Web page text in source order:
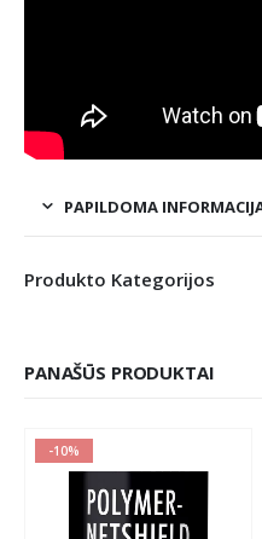
PAPILDOMA
Produkto Kategorijos
PANAŠŪS PRODUKTAI
-10%